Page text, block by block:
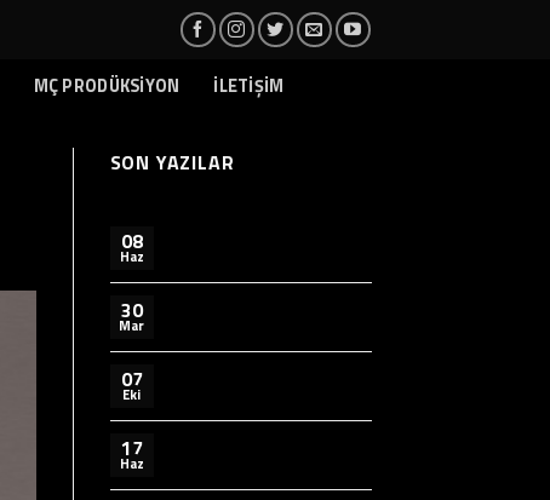
MÇ PRODÜKSİYON İLETİŞİM
SON YAZILAR
08
Haz
30
Mar
07
Eki
17
Haz